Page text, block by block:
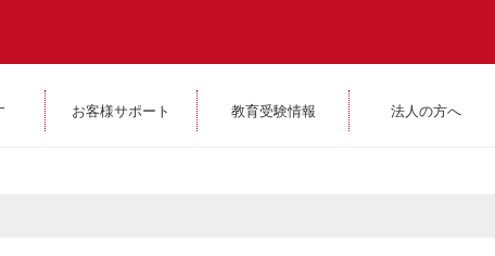
お客様サポート 教育受験情報 法人の方へ